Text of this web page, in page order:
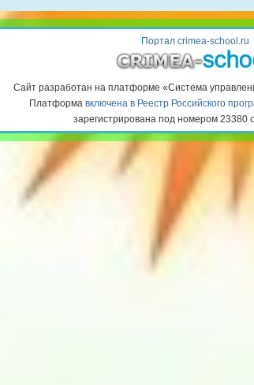
Портал crimea-school.ru
Сайт разработан на платформе «Система
Платформа включена в Реестр Российского
зарегистрирована под номером 23380